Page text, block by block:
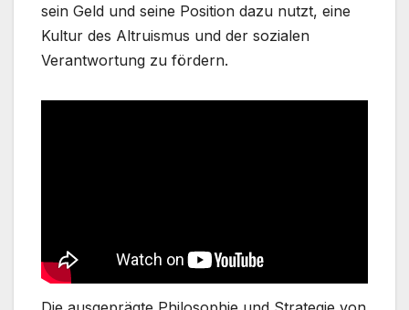
sein Geld und seine Position dazu nutzt, eine
Kultur des Altruismus und der sozialen
Verantwortung zu fördern.